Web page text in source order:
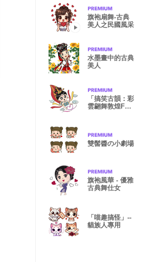
旗袍扇舞-古典
美人之民國風采
水墨畫中的古典
美人
「搞笑古韻：彩
雲翩舞敦煌FUN
雙髻醬の小劇場
旗袍風華 - 優雅
古典舞仕女
「喵趣搞怪」--
貓族人專用